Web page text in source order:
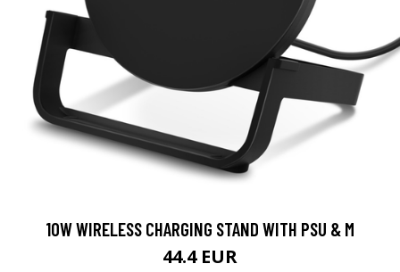
10W WIRELESS CHARGING STAND WITH PSU & M
44.4 EUR